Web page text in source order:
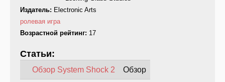
Издатель: Electronic Arts
ролевая игра
Возрастной рейтинг: 17
Статьи:
Обзор System Shock 2 Обзор